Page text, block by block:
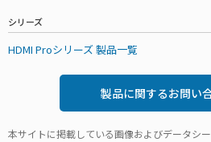
シリーズ
HDMI Proシリーズ 製品一覧
製品に関するお問い
本サイトに掲載している画像およびデータシ